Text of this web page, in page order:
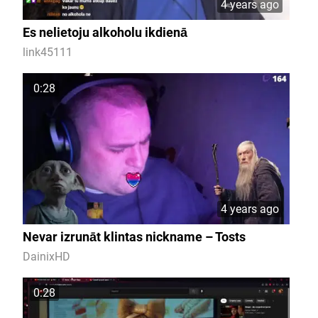
4 years ago
Es nelietoju alkoholu ikdienā
link45111
0:28
4 years ago
Nevar izrunāt klintas nickname – Tosts
DainixHD
0:28